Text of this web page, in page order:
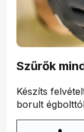
Szűrők
Készíts
borult